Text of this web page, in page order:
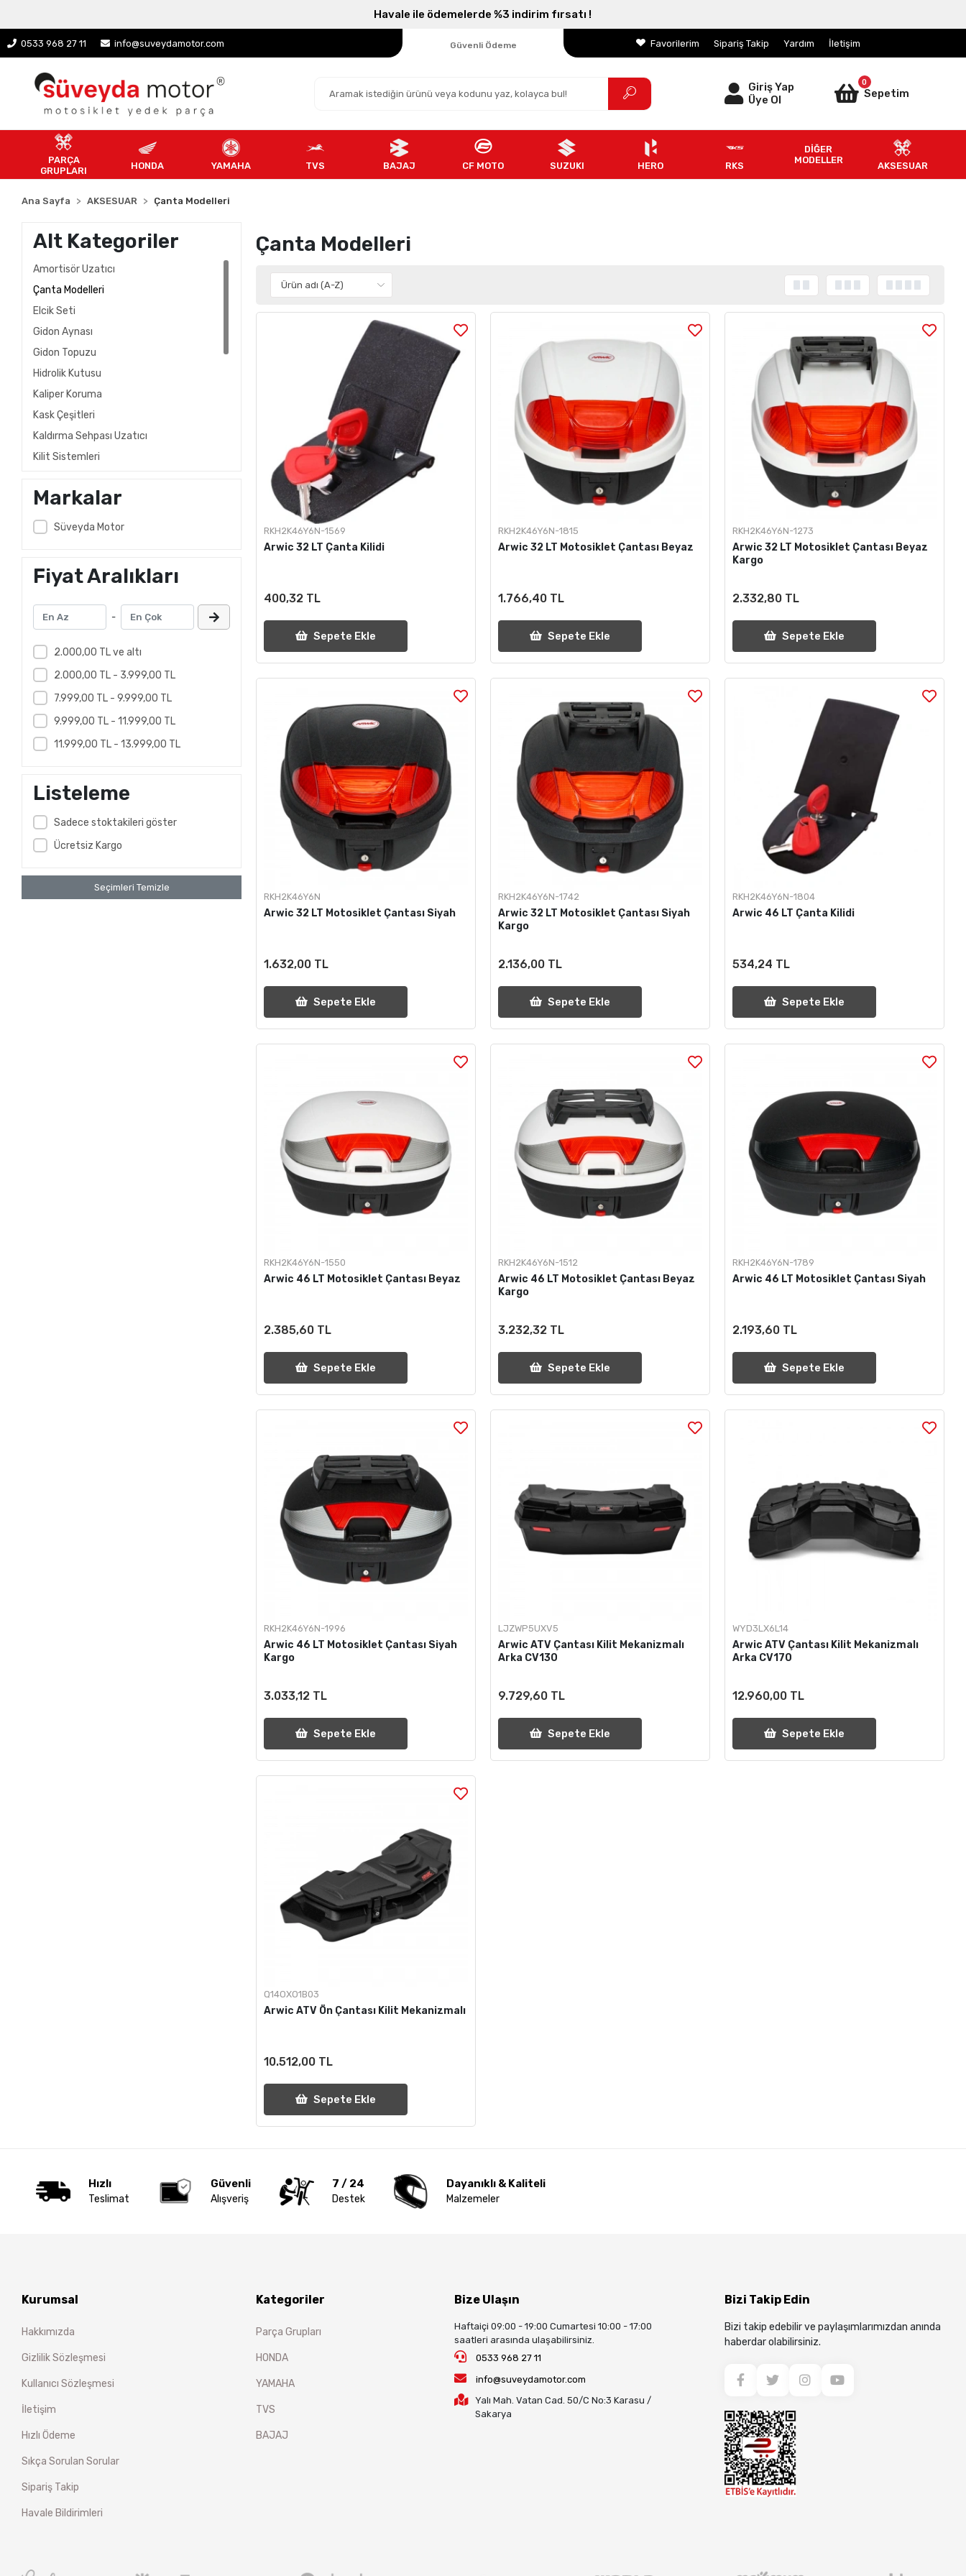
Havale ile ödemelerde %3 indirim fırsatı !
0533 968 27 11 info@suveydamotor.com
Parçanızın Online Adresi
Ücretsiz İade
Favorilerim Sipariş Takip Yardım İletişim
Giriş Yap
Üye Ol
0
Sepetim
PARÇA
GRUPLARI
HONDA YAMAHA TVS BAJAJ CF MOTO SUZUKI HERO RKS
DİĞER
MODELLER
AKSESUAR
Ana Sayfa AKSESUAR Çanta Modelleri
Alt Kategoriler
Amortisör Uzatıcı
Çanta Modelleri
Elcik Seti
Gidon Aynası
Gidon Topuzu
Hidrolik Kutusu
Kaliper Koruma
Kask Çeşitleri
Kaldırma Sehpası Uzatıcı
Kilit Sistemleri
Manet (Spor)
Led
Muhtelif Aksesuar
Poşet Askısı
Sehpa Uzatıcı
Sissy Bar
Telefon Tutucu
Markalar
Süveyda Motor
Fiyat Aralıkları
-
2.000,00 TL ve altı
2.000,00 TL - 3.999,00 TL
7.999,00 TL - 9.999,00 TL
9.999,00 TL - 11.999,00 TL
11.999,00 TL - 13.999,00 TL
Listeleme
Sadece stoktakileri göster
Ücretsiz Kargo
Seçimleri Temizle
Çanta Modelleri
RKH2K46Y6N-1569
Arwic 32 LT Çanta Kilidi
400,32 TL
Sepete Ekle
RKH2K46Y6N-1815
Arwic 32 LT Motosiklet Çantası Beyaz
1.766,40 TL
Sepete Ekle
RKH2K46Y6N-1273
Arwic 32 LT Motosiklet Çantası Beyaz
Kargo
2.332,80 TL
Sepete Ekle
RKH2K46Y6N
Arwic 32 LT Motosiklet Çantası Siyah
1.632,00 TL
Sepete Ekle
RKH2K46Y6N-1742
Arwic 32 LT Motosiklet Çantası Siyah
Kargo
2.136,00 TL
Sepete Ekle
RKH2K46Y6N-1804
Arwic 46 LT Çanta Kilidi
534,24 TL
Sepete Ekle
RKH2K46Y6N-1550
Arwic 46 LT Motosiklet Çantası Beyaz
2.385,60 TL
Sepete Ekle
RKH2K46Y6N-1512
Arwic 46 LT Motosiklet Çantası Beyaz
Kargo
3.232,32 TL
Sepete Ekle
RKH2K46Y6N-1789
Arwic 46 LT Motosiklet Çantası Siyah
2.193,60 TL
Sepete Ekle
RKH2K46Y6N-1996
Arwic 46 LT Motosiklet Çantası Siyah
Kargo
3.033,12 TL
Sepete Ekle
LJZWP5UXV5
Arwic ATV Çantası Kilit Mekanizmalı
Arka CV130
9.729,60 TL
Sepete Ekle
WYD3LX6L14
Arwic ATV Çantası Kilit Mekanizmalı
Arka CV170
12.960,00 TL
Sepete Ekle
Q14OXO1B03
Arwic ATV Ön Çantası Kilit Mekanizmalı
10.512,00 TL
Sepete Ekle
Hızlı
Teslimat
Güvenli
Alışveriş
7 / 24
Destek
Dayanıklı & Kaliteli
Malzemeler
Kurumsal
Hakkımızda
Gizlilik Sözleşmesi
Kullanıcı Sözleşmesi
İletişim
Hızlı Ödeme
Sıkça Sorulan Sorular
Sipariş Takip
Havale Bildirimleri
Kategoriler
Parça Grupları
HONDA
YAMAHA
TVS
BAJAJ
Bize Ulaşın
Haftaiçi 09:00 - 19:00 Cumartesi 10:00 - 17:00
saatleri arasında ulaşabilirsiniz.
0533 968 27 11
info@suveydamotor.com
Yalı Mah. Vatan Cad. 50/C No:3 Karasu /
Sakarya
Bizi Takip Edin
Bizi takip edebilir ve paylaşımlarımızdan anında
haberdar olabilirsiniz.